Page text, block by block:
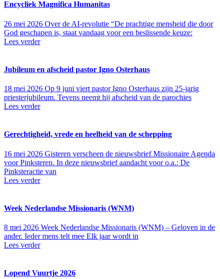
Encycliek Magnifica Humanitas
26 mei 2026 Over de AI-revolutie “De prachtige mensheid die door
God geschapen is, staat vandaag voor een beslissende keuze:
Lees verder
Jubileum en afscheid pastor Igno Osterhaus
18 mei 2026 Op 9 juni viert pastor Igno Osterhaus zijn 25-jarig
priesterjubileum. Tevens neemt hij afscheid van de parochies
Lees verder
Gerechtigheid, vrede en heelheid van de schepping
16 mei 2026 Gisteren verscheen de nieuwsbrief Missionaire Agenda
voor Pinksteren. In deze nieuwsbrief aandacht voor o.a.: De
Pinksteractie van
Lees verder
Week Nederlandse Missionaris (WNM)
8 mei 2026 Week Nederlandse Missionaris (WNM) – Geloven in de
ander. Ieder mens telt mee Elk jaar wordt in
Lees verder
Lopend Vuurtje 2026